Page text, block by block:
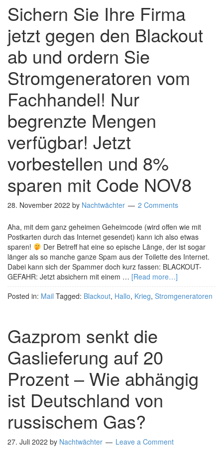
Sichern Sie Ihre Firma
jetzt gegen den Blackout
ab und ordern Sie
Stromgeneratoren vom
Fachhandel! Nur
begrenzte Mengen
verfügbar! Jetzt
vorbestellen und 8%
sparen mit Code NOV8
28. November 2022 by Nachtwächter 2 Comments
Aha, mit dem ganz geheimen Geheimcode (wird offen wie mit
Postkarten durch das Internet gesendet) kann ich also etwas
sparen!
Der Betreff hat eine so epische Länge, der ist sogar
länger als so manche ganze Spam aus der Toilette des Internet.
Dabei kann sich der Spammer doch kurz fassen: BLACKOUT-
GEFAHR: Jetzt absichern mit einem … [Read more…]
Posted in: Mail Tagged: Blackout, Hallo, Krieg, Stromgeneratoren
Gazprom senkt die
Gaslieferung auf 20
Prozent – Wie abhängig
ist Deutschland von
russischem Gas?
27. Juli 2022 by Nachtwächter Leave a Comment